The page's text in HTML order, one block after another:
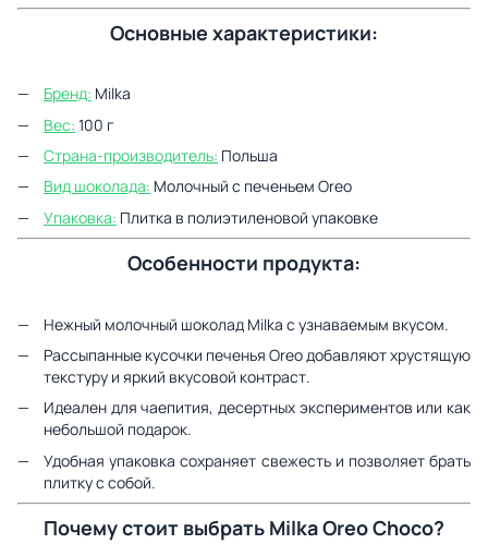
Основные характеристики:
Бренд: Milka
Вес: 100 г
Страна-производитель: Польша
Вид шоколада: Молочный с печеньем Oreo
Упаковка: Плитка в полиэтиленовой упаковке
Особенности продукта:
Нежный молочный шоколад Milka с узнаваемым вкусом.
Рассыпанные кусочки печенья Oreo добавляют хрустящую
текстуру и яркий вкусовой контраст.
Идеален для чаепития, десертных экспериментов или как
небольшой подарок.
Удобная упаковка сохраняет свежесть и позволяет брать
плитку с собой.
Почему стоит выбрать Milka Oreo Choco?